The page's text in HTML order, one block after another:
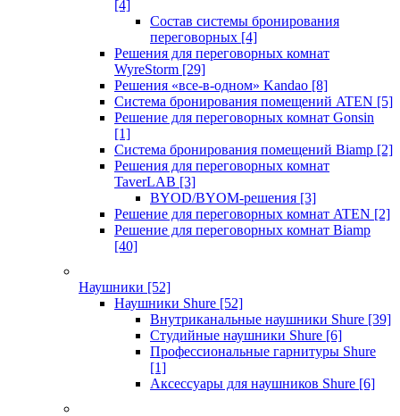
[4]
Состав системы бронирования
переговорных [4]
Решения для переговорных комнат
WyreStorm [29]
Решения «все-в-одном» Kandao [8]
Система бронирования помещений ATEN [5]
Решение для переговорных комнат Gonsin
[1]
Система бронирования помещений Biamp [2]
Решения для переговорных комнат
TaverLAB [3]
BYOD/BYOM-решения [3]
Решение для переговорных комнат ATEN [2]
Решение для переговорных комнат Biamp
[40]
Наушники [52]
Наушники Shure [52]
Внутриканальные наушники Shure [39]
Студийные наушники Shure [6]
Профессиональные гарнитуры Shure
[1]
Аксессуары для наушников Shure [6]